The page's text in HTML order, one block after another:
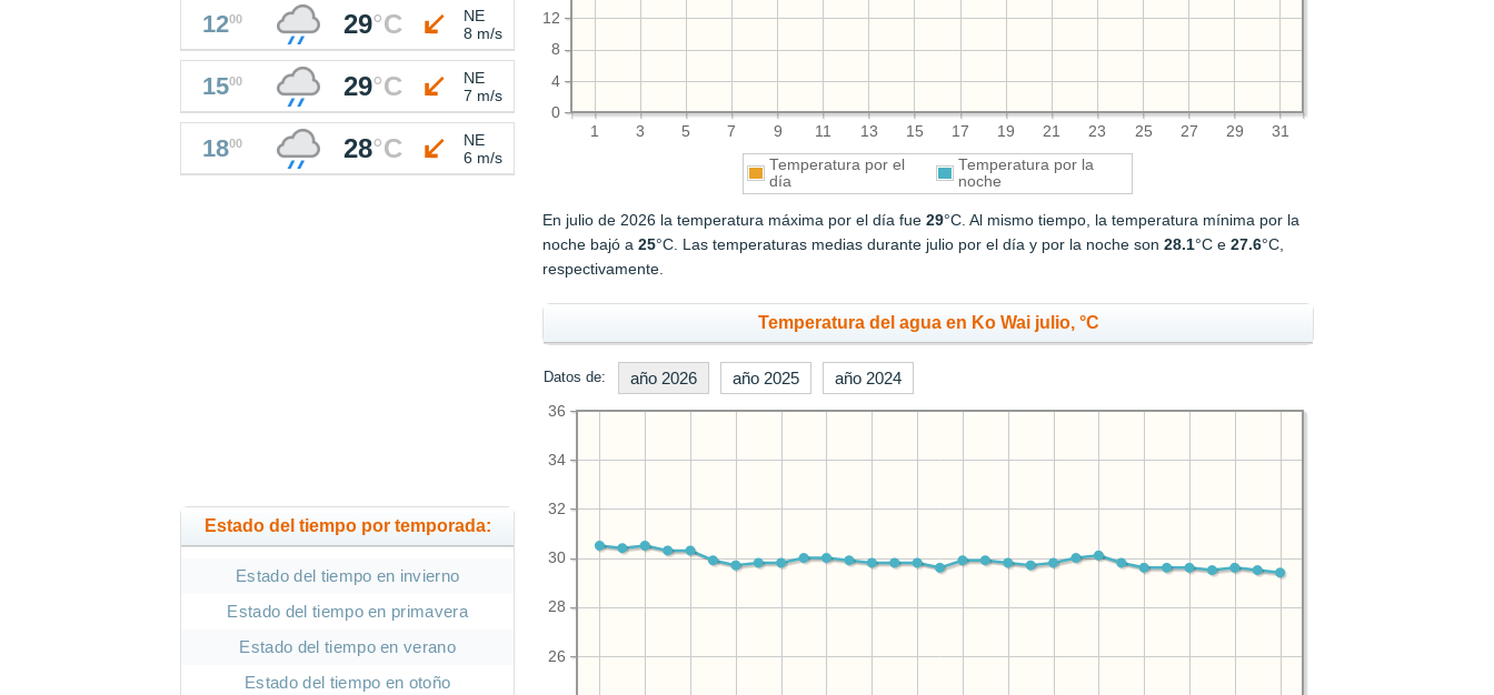
1 3 5 7 9 11 13 15 17 19 21 23 25 27 29 31
0
4
8
12
Temperatura por el
día
Temperatura por la
noche
En julio de 2026 la temperatura máxima por el día fue29°C. Al mismo tiempo, la temperatura mínima por la
noche bajó a25°C. Las temperaturas medias durante julio por el día y por la noche son28.1°C e27.6°C,
respectivamente.
Temperatura del agua en Ko Wai julio, °C
Datos de: año 2026 año 2025 año 2024
26
28
30
32
34
36
1200 29°C
NE
8 m/s
1500 29°C
NE
7 m/s
1800 28°C
NE
6 m/s
Estado del tiempo por temporada:
Estado del tiempo en invierno
Estado del tiempo en primavera
Estado del tiempo en verano
Estado del tiempo en otoño